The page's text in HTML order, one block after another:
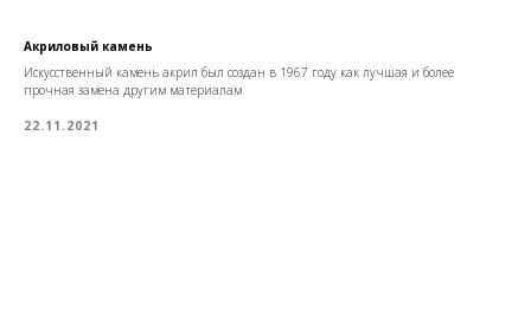
Акриловый камень
Искусственный камень акрил был создан в 1967 году как лучшая и более
прочная замена другим материалам
22.11.2021